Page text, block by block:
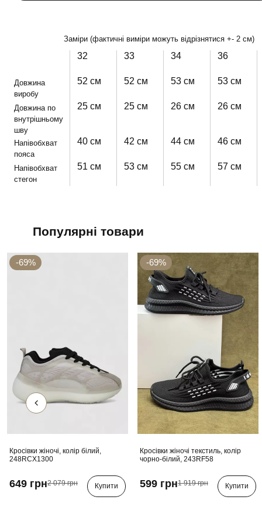
Заміри (фактичні виміри можуть відрізнятися +- 2 см)
32 33 34 36
Довжина
виробу
52 см 52 см 53 см 53 см
Довжина по
внутрішньому
шву
25 см 25 см 26 см 26 см
Напівобхват
пояса
40 см 42 см 44 см 46 см
Напівобхват
стегон
51 см 53 см 55 см 57 см
Популярні товари
-69%
Кросівки жіночі, колір білий,
248RCX1300
649 грн2 079 грн Купити
-69%
Кросівки жіночі текстиль, колір
чорно-білий, 243RF58
599 грн1 919 грн Купити